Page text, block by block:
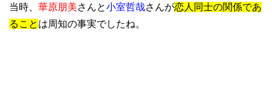
当時、 華原朋美さんと小室哲哉さんが恋人同士の関係であ
ること は周知の事実でしたね。